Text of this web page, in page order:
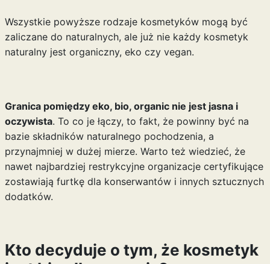
Wszystkie powyższe rodzaje kosmetyków mogą być
zaliczane do naturalnych, ale już nie każdy kosmetyk
naturalny jest organiczny, eko czy vegan.
Granica pomiędzy eko, bio, organic nie jest jasna i
oczywista. To co je łączy, to fakt, że powinny być na
bazie składników naturalnego pochodzenia, a
przynajmniej w dużej mierze. Warto też wiedzieć, że
nawet najbardziej restrykcyjne organizacje certyfikujące
zostawiają furtkę dla konserwantów i innych sztucznych
dodatków.
Kto decyduje o tym, że kosmetyk